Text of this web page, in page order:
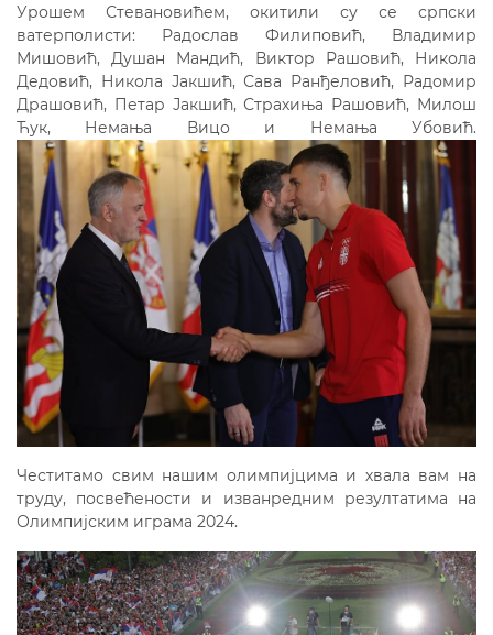
Урошем Стевановићем, окитили су се српски
ватерполисти: Радослав Филиповић, Владимир
Мишовић, Душан Мандић, Виктор Рашовић, Никола
Дедовић, Никола Јакшић, Сава Ранђеловић, Радомир
Драшовић, Петар Јакшић, Страхиња Рашовић, Милош
Ћук, Немања Вицо и Немања Убовић.
Честитамо свим нашим олимпијцима и хвала вам на
труду, посвећености и изванредним резултатима на
Олимпијским играма 2024.